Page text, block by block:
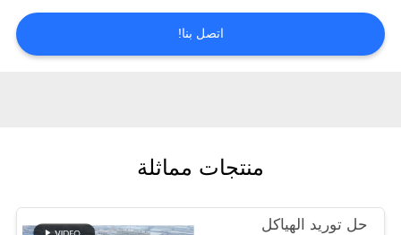
اتصل
القضايا
اتصل بنا!
منتجات مماثلة
حل توريد الهياكل